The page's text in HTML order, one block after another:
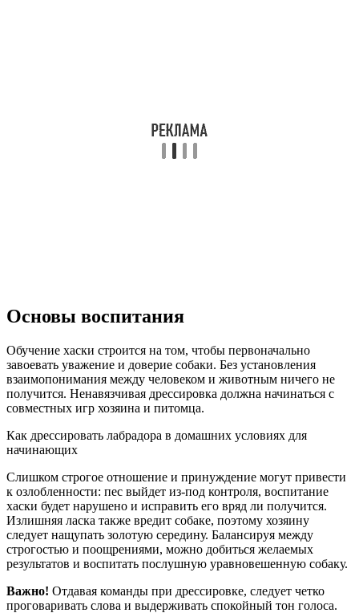
Основы воспитания
Обучение хаски строится на том, чтобы первоначально
завоевать уважение и доверие собаки. Без установления
взаимопонимания между человеком и животным ничего не
получится. Ненавязчивая дрессировка должна начинаться с
совместных игр хозяина и питомца.
Как дрессировать лабрадора в домашних условиях для
начинающих
Слишком строгое отношение и принуждение могут привести
к озлобленности: пес выйдет из-под контроля, воспитание
хаски будет нарушено и исправить его вряд ли получится.
Излишняя ласка также вредит собаке, поэтому хозяину
следует нащупать золотую середину. Балансируя между
строгостью и поощрениями, можно добиться желаемых
результатов и воспитать послушную уравновешенную собаку.
Важно! Отдавая команды при дрессировке, следует четко
проговаривать слова и выдерживать спокойный тон голоса.